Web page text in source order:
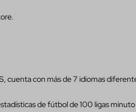
cuenta con más de 7 idiomas
de fútbol de 100 ligas minuto